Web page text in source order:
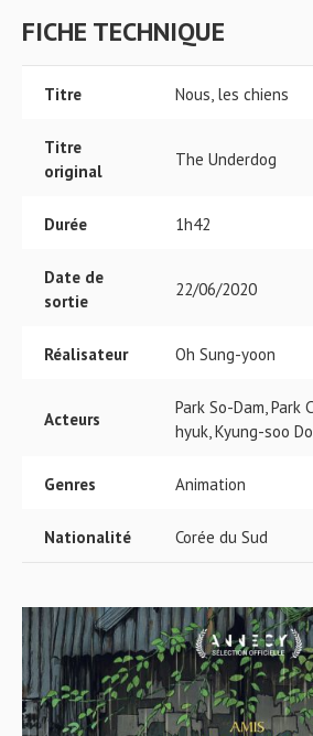
FICHE TECHNIQUE
Titre Nous, les chiens
Titre
original
The Underdog
Durée 1h42
Date de
sortie
22/06/2020
Réalisateur Oh Sung-yoon
Acteurs
Park So-Dam, Park
hyuk, Kyung-soo Do
Genres Animation
Nationalité Corée du Sud